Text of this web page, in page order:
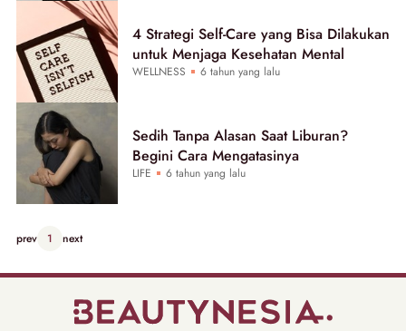
4 Strategi Self-Care yang Bisa Dilakukan
untuk Menjaga Kesehatan Mental
WELLNESS 6 tahun yang lalu
Sedih Tanpa Alasan Saat Liburan?
Begini Cara Mengatasinya
LIFE 6 tahun yang lalu
prev 1 next